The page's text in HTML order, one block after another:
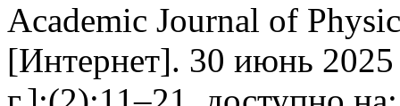
Academic Journal of
[Интернет]. 30 июнь 2025